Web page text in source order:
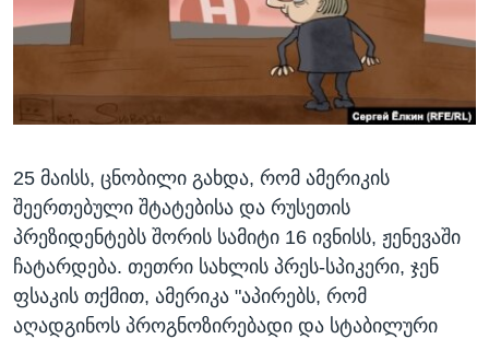
ᲡᲢᲣᲓᲘᲐ ᲕᲐᲨᲘᲜᲒᲢᲝᲜᲘ
ᲔᲙᲝᲜᲝᲛᲘᲙᲐ
ᲛᲔᲪᲜᲘᲔᲠᲔᲑᲐ
ᲙᲣᲚᲢᲣᲠᲐ
ᲒᲐᲚᲘᲚᲔᲝ
ᲓᲔᲖᲘᲜᲤᲝᲠᲛᲐᲪᲘᲐ
Learning English
ᲗᲕᲐᲚᲘ ᲒᲕᲐᲓᲔᲕᲜᲔᲗ
ენები
25 მაისს, ცნობილი გახდა, რომ ამერიკის
შეერთებული შტატებისა და რუსეთის
პრეზიდენტებს შორის სამიტი 16 ივნისს, ჟენევაში
ჩატარდება. თეთრი სახლის პრეს-სპიკერი, ჯენ
ფსაკის თქმით, ამერიკა "აპირებს, რომ
აღადგინოს პროგნოზირებადი და სტაბილური